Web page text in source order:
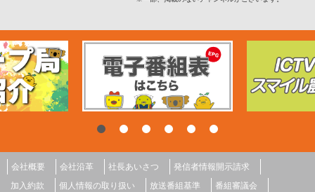
会社概要 会社沿革 社長あいさつ
発信者情報開示請求
加入約款
個人情報の取り扱い 放送番組基準
番組審議会